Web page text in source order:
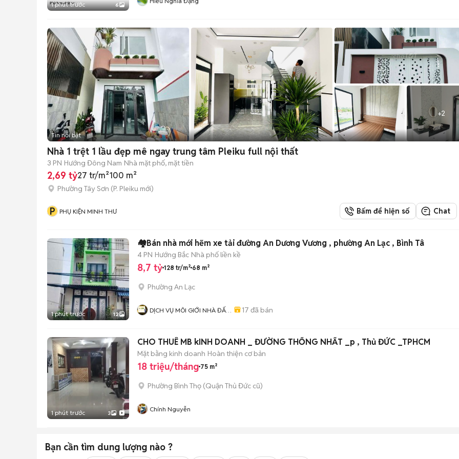
1 phút trước 6
+2
Tin nổi bật
Nhà 1 trệt 1 lầu đẹp mê ngay trung tâm Pleiku full nội thất
3 PN Hướng Đông Nam Nhà mặt phố, mặt tiền
2,69 tỷ27 tr/m²100 m²
Phường Tây Sơn (P. Pleiku mới)
P PHỤ KIỆN MINH THƯ Bấm để hiện số Chat
1 phút trước 12
🏘️Bán nhà mới hẽm xe tải đường An Dương Vương , phường An Lạc , Bình Tâ
4 PN Hướng Bắc Nhà phố liền kề
8,7 tỷ 128 tr/m² 68 m²
Phường An Lạc
DỊCH VỤ MÔI GIỚI NHÀ ĐẤT
17 đã bán
1 phút trước 3
CHO THUÊ MB kINH DOANH _ ĐƯỜNG THỐNG NHẤT _p , Thủ ĐỨC _TPHCM
Mặt bằng kinh doanh Hoàn thiện cơ bản
18 triệu/tháng 75 m²
Phường Bình Thọ (Quận Thủ Đức cũ)
Chính Nguyễn
Bạn cần tìm dung lượng nào ?